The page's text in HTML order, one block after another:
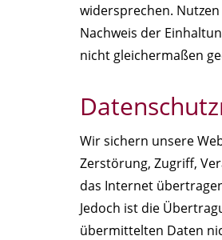
widersprechen.
Nachweis der
nicht gleichermaßen
Wir sichern unsere
Zerstörung, Zugriff,
das Internet
Jedoch ist die
übermittelten Daten